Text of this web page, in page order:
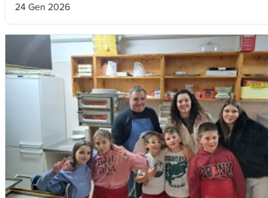
24 Gen 2026